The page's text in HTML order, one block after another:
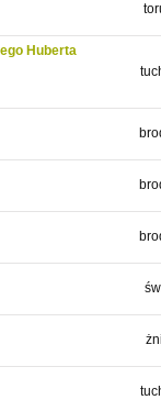
Huberta